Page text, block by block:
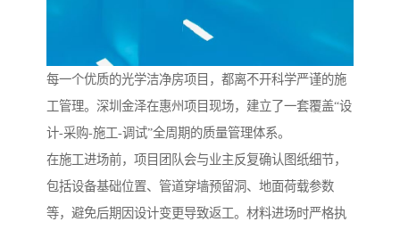
每一个优质的光学洁净房项目，都离不开科学严谨的施
工管理。深圳金泽在惠州项目现场，建立了一套覆盖“设
计-采购-施工-调试”全周期的质量管理体系。
在施工进场前，项目团队会与业主反复确认图纸细节，
包括设备基础位置、管道穿墙预留洞、地面荷载参数
等，避免后期因设计变更导致返工。材料进场时严格执